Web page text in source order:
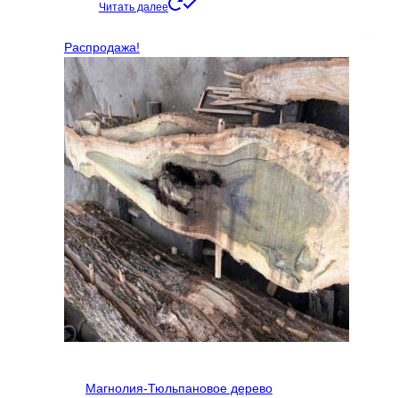
Читать далее
Распродажа!
Магнолия-Тюльпановое дерево